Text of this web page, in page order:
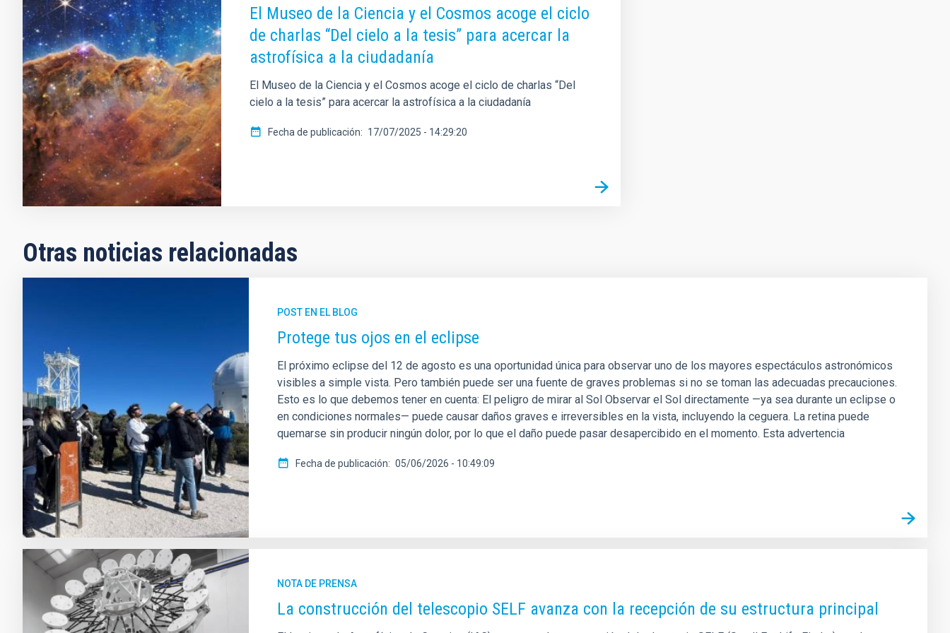
El Museo de la Ciencia y el Cosmos acoge el ciclo
de charlas “Del cielo a la tesis” para acercar la
astrofísica a la ciudadanía
El Museo de la Ciencia y el Cosmos acoge el ciclo de charlas “Del
cielo a la tesis” para acercar la astrofísica a la ciudadanía
Fecha de publicación 17/07/2025 - 14:29:20
Otras noticias relacionadas
POST EN EL BLOG
Protege tus ojos en el eclipse
El próximo eclipse del 12 de agosto es una oportunidad única para observar uno de los mayores espectáculos astronómicos
visibles a simple vista. Pero también puede ser una fuente de graves problemas si no se toman las adecuadas precauciones.
Esto es lo que debemos tener en cuenta: El peligro de mirar al Sol Observar el Sol directamente —ya sea durante un eclipse o
en condiciones normales— puede causar daños graves e irreversibles en la vista, incluyendo la ceguera. La retina puede
quemarse sin producir ningún dolor, por lo que el daño puede pasar desapercibido en el momento. Esta advertencia
Fecha de publicación 05/06/2026 - 10:49:09
NOTA DE PRENSA
La construcción del telescopio SELF avanza con la recepción de su estructura principal